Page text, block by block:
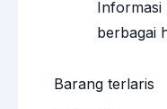
Informasi
berbagai
Barang terlaris